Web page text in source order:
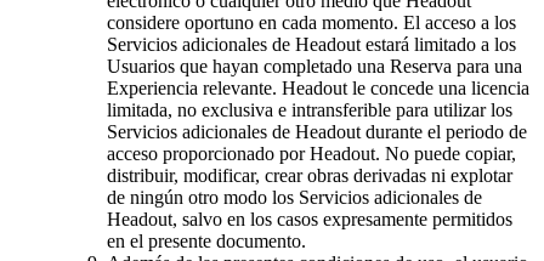
considere oportuno en cada momento. El acceso a los
Servicios adicionales de Headout estará limitado a los
Usuarios que hayan completado una Reserva para una
Experiencia relevante. Headout le concede una licencia
limitada, no exclusiva e intransferible para utilizar los
Servicios adicionales de Headout durante el periodo de
acceso proporcionado por Headout. No puede copiar,
distribuir, modificar, crear obras derivadas ni explotar
de ningún otro modo los Servicios adicionales de
Headout, salvo en los casos expresamente permitidos
en el presente documento.